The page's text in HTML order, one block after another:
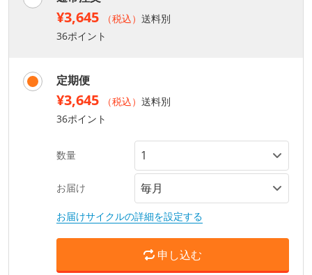
¥3,645 （税込） 送料別
36ポイント
定期便
¥3,645 （税込） 送料別
36ポイント
数量
お届け
お届けサイクルの詳細を設定する
申し込む